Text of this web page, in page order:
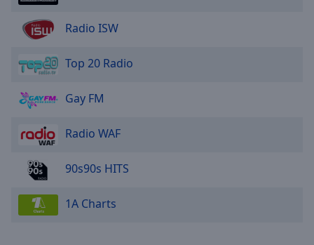
Radio ISW
Top 20 Radio
Gay FM
Radio WAF
90s90s HITS
1A Charts